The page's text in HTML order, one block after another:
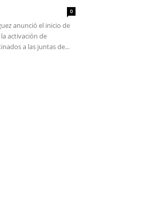
0
anunció el inicio de
activación de
a las juntas de...